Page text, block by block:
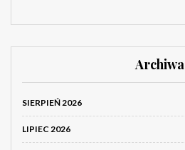
Archiwa
SIERPIEŃ 2026
LIPIEC 2026